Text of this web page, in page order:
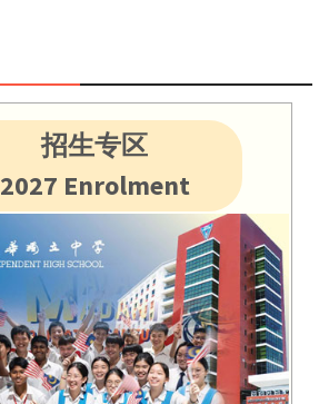
招生专区
2027 Enrolment